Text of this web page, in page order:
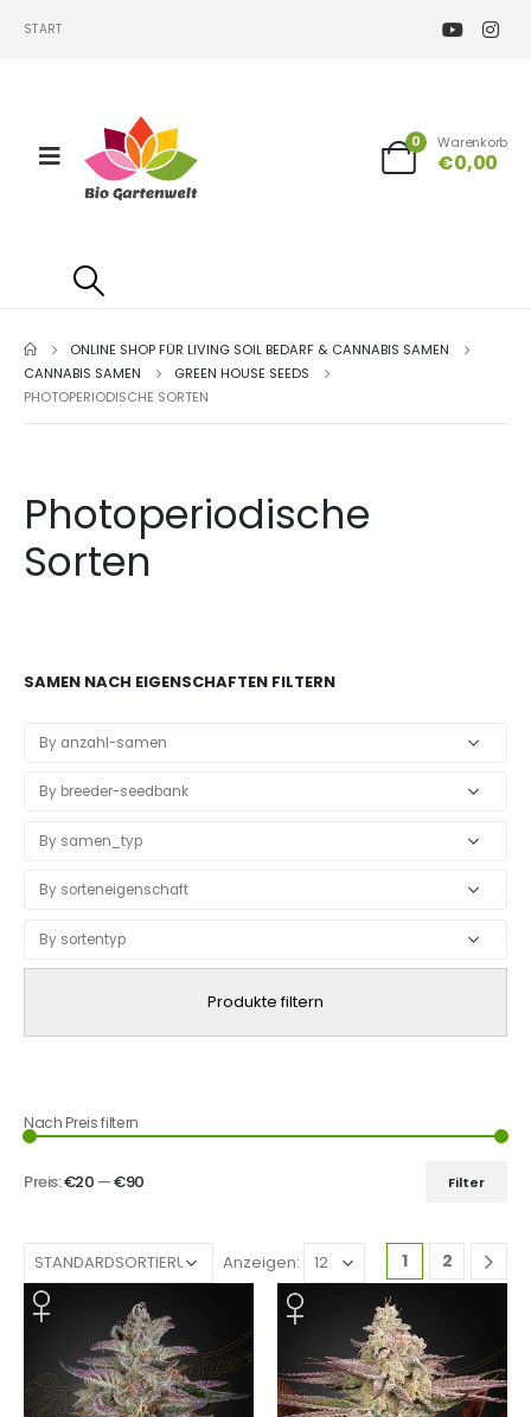
START
0 Warenkorb
€0,00
ONLINE SHOP FÜR LIVING SOIL BEDARF & CANNABIS SAMEN
CANNABIS SAMEN
GREEN HOUSE SEEDS
PHOTOPERIODISCHE SORTEN
Photoperiodische
Sorten
SAMEN NACH EIGENSCHAFTEN FILTERN
Produkte filtern
Nach Preis filtern
Filter
Preis:€20 —€90
Anzeigen: 1 2